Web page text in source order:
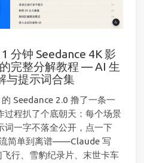
分钟 Seedance 4K 影
完整分解教程 — AI 生
与提示词合集
Seedance 2.0 撸了一条一
过程扒了个底朝天：每个场景
词一字不落全公开，点一下
简单到离谱——Claude 写
行、雪豹纪录片、末世卡车